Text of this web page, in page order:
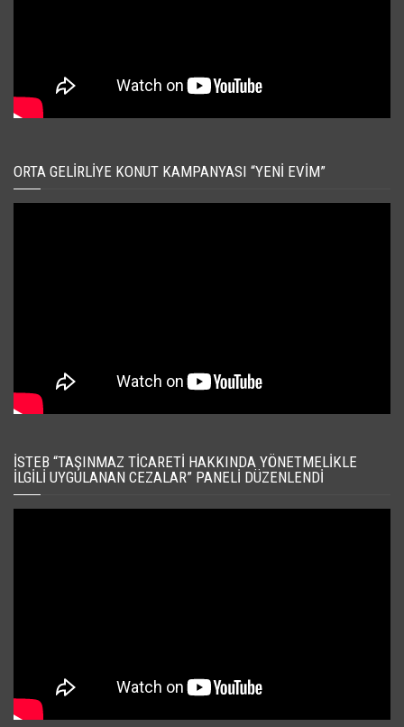
ORTA GELIRLIYE KONUT KAMPANYASI “YENI EVIM”
İSTEB “TAŞINMAZ TICARETI HAKKINDA YÖNETMELIKLE
İLGILI UYGULANAN CEZALAR” PANELI DÜZENLENDI